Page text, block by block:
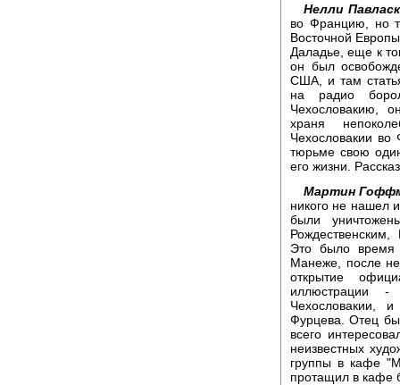
Нелли
во Францию, но
Восточной
Даладье, еще к
он был
США, и там
на радио
Чехословакию,
храня
Чехословакии
тюрьме свою
его жизни.
Мартин
никого не нашел
были
Это было время
Манеже, после
открытие
иллюстрации
Чехословакии,
Фурцева. Отец
всего
неизвестных
группы в кафе
протащил в кафе